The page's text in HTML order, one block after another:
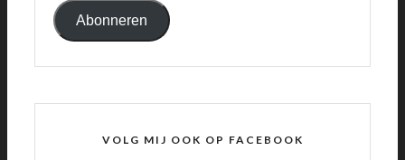
Abonneren
VOLG MIJ OOK OP FACEBOOK